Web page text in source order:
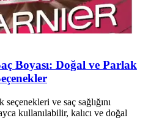
Boyası: Doğal ve Parlak
ve saç sağlığını
kullanılabilir, kalıcı ve doğal